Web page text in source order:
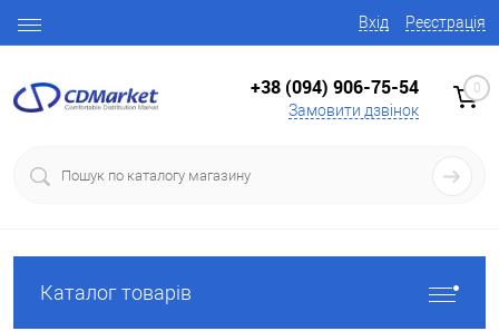
Вхід Реєстрація
+38 (094) 906-75-54
Замовити дзвінок
0
Каталог товарів